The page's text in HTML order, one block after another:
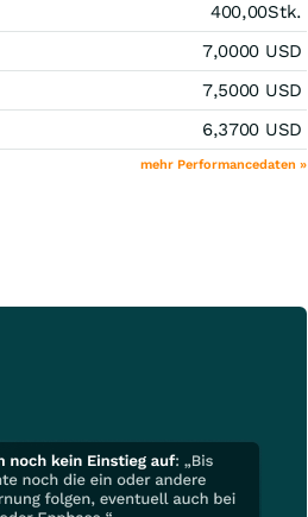
400,00Stk.
7,0000 USD
7,5000 USD
6,3700 USD
mehr Performancedaten »